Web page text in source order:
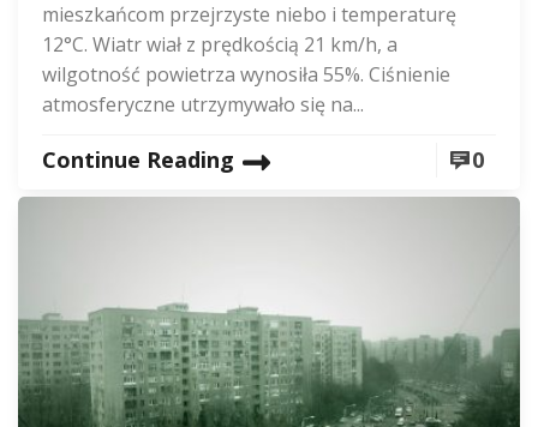
mieszkańcom przejrzyste niebo i temperaturę
12°C. Wiatr wiał z prędkością 21 km/h, a
wilgotność powietrza wynosiła 55%. Ciśnienie
atmosferyczne utrzymywało się na...
Continue Reading 0